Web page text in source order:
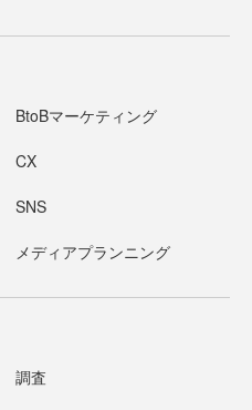
BtoBマーケティング
CX
SNS
メディアプランニング
調査